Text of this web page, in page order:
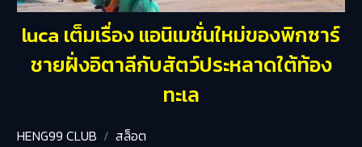
luca เต็มเรื่อง แอนิเมชั่นใหม่ของพิกซาร์
ชายฝั่งอิตาลีกับสัตว์ประหลาดใต้ท้อง
ทะเล
HENG99 CLUB สล็อต